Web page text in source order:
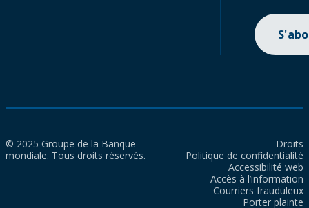
© 2025 Groupe de la Banque
mondiale. Tous droits réservés.
Droits
Politique de confidentialité
Accessibilité web
Accès à l’information
Courriers frauduleux
Porter plainte